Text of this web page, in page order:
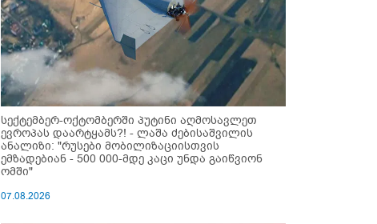
სექტემბერ-ოქტომბერში პუტინი აღმოსავლეთ
ევროპას დაარტყამს?! - ლაშა ძებისაშვილის
ანალიზი: "რუსები მობი­ლიზაციისთვის
ემზადებიან - 500 000-მდე კაცი უნდა გაიწვიონ
ომში"
07.08.2026